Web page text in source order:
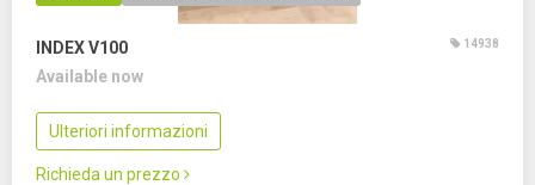
INDEX V100 14938
Available now
Ulteriori informazioni
Richieda un prezzo